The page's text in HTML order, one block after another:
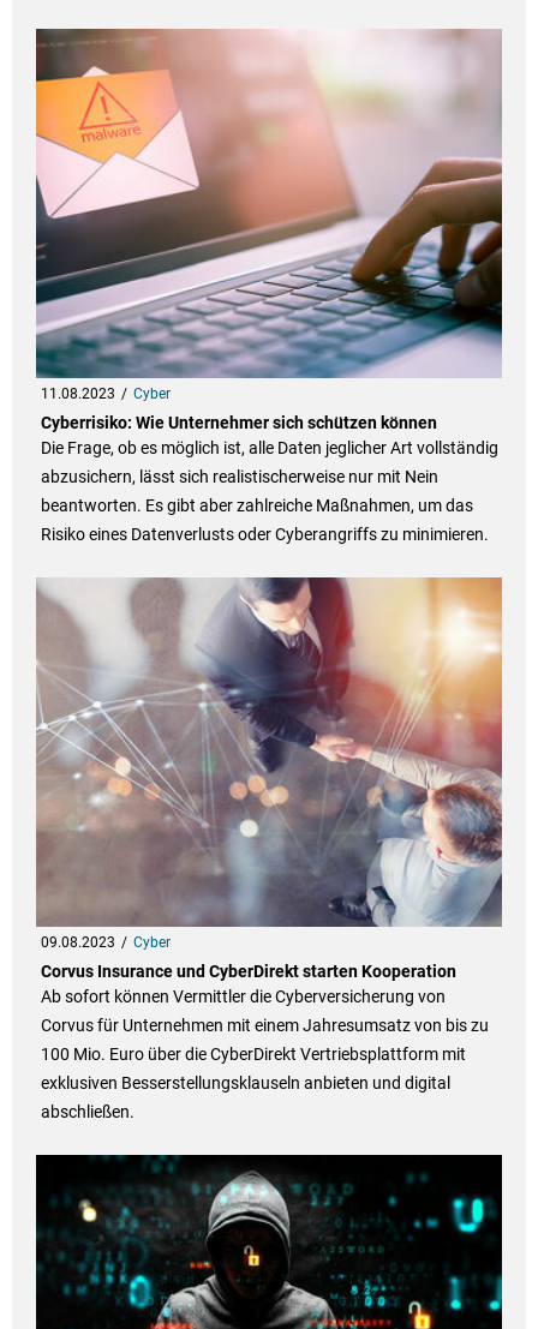
11.08.2023 Cyber
Cyberrisiko: Wie Unternehmer sich schützen können
Die Frage, ob es möglich ist, alle Daten jeglicher Art vollständig
abzusichern, lässt sich realistischerweise nur mit Nein
beantworten. Es gibt aber zahlreiche Maßnahmen, um das
Risiko eines Datenverlusts oder Cyberangriffs zu minimieren.
09.08.2023 Cyber
Corvus Insurance und CyberDirekt starten Kooperation
Ab sofort können Vermittler die Cyberversicherung von
Corvus für Unternehmen mit einem Jahresumsatz von bis zu
100 Mio. Euro über die CyberDirekt Vertriebsplattform mit
exklusiven Besserstellungsklauseln anbieten und digital
abschließen.